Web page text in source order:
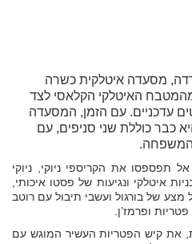
מסעדה איטלקית כשרה
האיטלקי הקלאסי לצד
עדכניים. עם הזמן, המסעדה
כבר כוללת שני סניפים, עם
המשפחה.
תפספסו את הקריספי ניוקי, ניוקי
איטלקי ונגיעות של פסטו איכותי,
של בורגול ועשבי תיבול עם רוטב
ופרמז’ן.
נסו את הפיצה 4 גבינות, את קיש הפטריות העשיר המוגש עם